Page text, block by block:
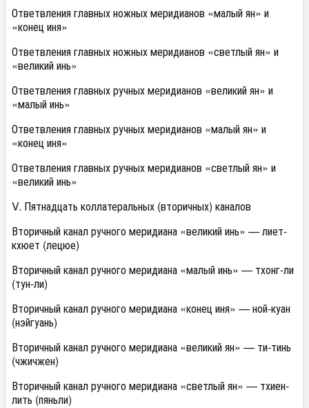
Ответвления главных ножных меридианов «малый ян» и
«конец иня»
Ответвления главных ножных меридианов «светлый ян» и
«великий инь»
Ответвления главных ручных меридианов «великий ян» и
«малый инь»
Ответвления главных ручных меридианов «малый ян» и
«конец иня»
Ответвления главных ручных меридианов «светлый ян» и
«великий инь»
V. Пятнадцать коллатеральных (вторичных) каналов
Вторичный канал ручного меридиана «великий инь» — лиет-
кхюет (лецюе)
Вторичный канал ручного меридиана «малый инь» — тхонг-ли
(тун-ли)
Вторичный канал ручного меридиана «конец иня» — ной-куан
(нэйгуань)
Вторичный канал ручного меридиана «великий ян» — ти-тинь
(чжичжен)
Вторичный канал ручного меридиана «светлый ян» — тхиен-
лить (пяньли)